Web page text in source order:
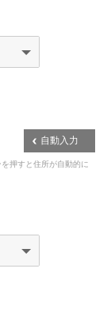
フスタイル
イベント案内など
自動入力
押すと住所が自動的に